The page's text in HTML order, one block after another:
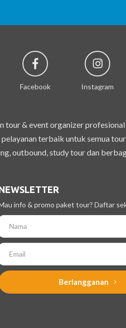
Facebook Instagram
tour & event organizer
terbaik untuk semua
outbound, study tour dan
info & promo paket tour? Daftar
Berlangganan